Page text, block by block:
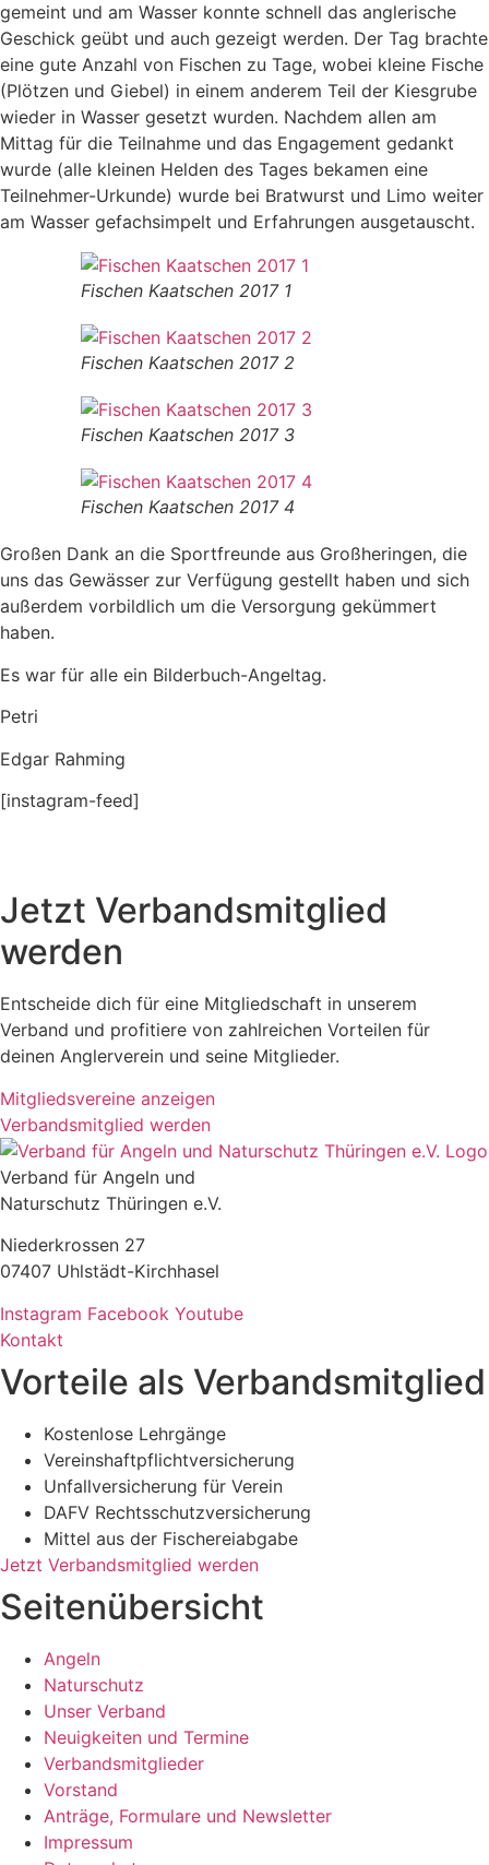
gemeint und am Wasser konnte schnell das anglerische
Geschick geübt und auch gezeigt werden. Der Tag brachte
eine gute Anzahl von Fischen zu Tage, wobei kleine Fische
(Plötzen und Giebel) in einem anderem Teil der Kiesgrube
wieder in Wasser gesetzt wurden. Nachdem allen am
Mittag für die Teilnahme und das Engagement gedankt
wurde (alle kleinen Helden des Tages bekamen eine
Teilnehmer-Urkunde) wurde bei Bratwurst und Limo weiter
am Wasser gefachsimpelt und Erfahrungen ausgetauscht.
Fischen Kaatschen 2017 1
Fischen Kaatschen 2017 2
Fischen Kaatschen 2017 3
Fischen Kaatschen 2017 4
Großen Dank an die Sportfreunde aus Großheringen, die
uns das Gewässer zur Verfügung gestellt haben und sich
außerdem vorbildlich um die Versorgung gekümmert
haben.
Es war für alle ein Bilderbuch-Angeltag.
Petri
Edgar Rahming
[instagram-feed]
Jetzt Verbandsmitglied
werden
Entscheide dich für eine Mitgliedschaft in unserem
Verband und profitiere von zahlreichen Vorteilen für
deinen Anglerverein und seine Mitglieder.
Mitgliedsvereine anzeigen
Verbandsmitglied werden
Verband für Angeln und
Naturschutz Thüringen e.V.
Niederkrossen 27
07407 Uhlstädt-Kirchhasel
Instagram Facebook Youtube
Kontakt
Vorteile als Verbandsmitglied
Kostenlose Lehrgänge
Vereinshaftpflichtversicherung
Unfallversicherung für Verein
DAFV Rechtsschutzversicherung
Mittel aus der Fischereiabgabe
Jetzt Verbandsmitglied werden
Seitenübersicht
Angeln
Naturschutz
Unser Verband
Neuigkeiten und Termine
Verbandsmitglieder
Vorstand
Anträge, Formulare und Newsletter
Impressum